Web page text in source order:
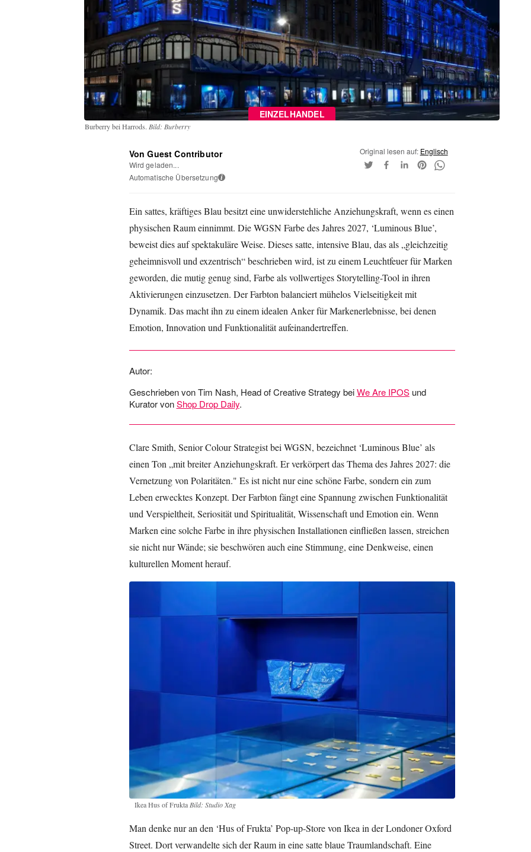
EINZELHANDEL
Burberry bei Harrods. Bild: Burberry
Von Guest Contributor
Wird geladen...
Automatische Übersetzung i
Original lesen auf: Englisch
Ein sattes, kräftiges Blau besitzt eine unwiderstehliche Anziehungskraft, wenn es einen
physischen Raum einnimmt. Die WGSN Farbe des Jahres 2027, ‘Luminous Blue’,
beweist dies auf spektakuläre Weise. Dieses satte, intensive Blau, das als „gleichzeitig
geheimnisvoll und exzentrisch“ beschrieben wird, ist zu einem Leuchtfeuer für Marken
geworden, die mutig genug sind, Farbe als vollwertiges Storytelling-Tool in ihren
Aktivierungen einzusetzen. Der Farbton balanciert mühelos Vielseitigkeit mit
Dynamik. Das macht ihn zu einem idealen Anker für Markenerlebnisse, bei denen
Emotion, Innovation und Funktionalität aufeinandertreffen.
Autor:
Geschrieben von Tim Nash, Head of Creative Strategy beiWe Are IPOSund
Kurator vonShop Drop Daily.
Clare Smith, Senior Colour Strategist bei WGSN, bezeichnet ‘Luminous Blue’ als
einen Ton „mit breiter Anziehungskraft. Er verkörpert das Thema des Jahres 2027: die
Vernetzung von Polaritäten." Es ist nicht nur eine schöne Farbe, sondern ein zum
Leben erwecktes Konzept. Der Farbton fängt eine Spannung zwischen Funktionalität
und Verspieltheit, Seriosität und Spiritualität, Wissenschaft und Emotion ein. Wenn
Marken eine solche Farbe in ihre physischen Installationen einfließen lassen, streichen
sie nicht nur Wände; sie beschwören auch eine Stimmung, eine Denkweise, einen
kulturellen Moment herauf.
Ikea Hus of FruktaBild: Studio Xag
Man denke nur an den ‘Hus of Frukta’ Pop-up-Store von Ikea in der Londoner Oxford
Street. Dort verwandelte sich der Raum in eine satte blaue Traumlandschaft. Eine